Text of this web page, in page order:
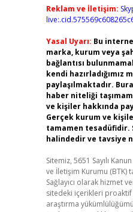
Reklam ve İletişim:
Yasal Uyarı: Bu
marka, kurum veya
bağlantısı
kendi hazırladığımız
paylaşılmaktadır.
haber niteliği
ve kişiler hakkında
Gerçek kurum ve
tamamen
halindedir ve tavsiye
Sitemiz, 5651 Sayılı
ve İletişim Kurumu (BTK)
Sağlayıcı olarak hizmet
sitedeki içerikleri
araştırma